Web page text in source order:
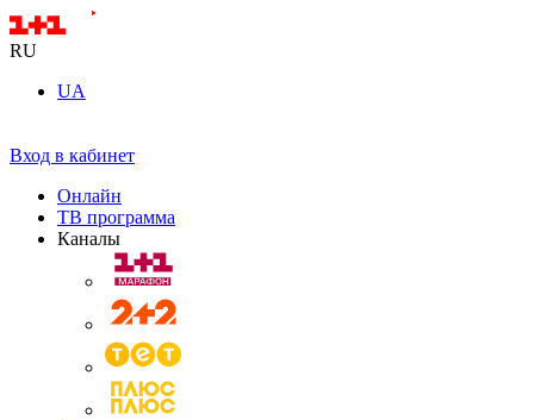
RU
UA
Вход в кабинет
Онлайн
ТВ программа
Каналы